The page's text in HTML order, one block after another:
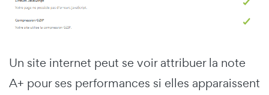
Un site internet peut se voir attribuer la note
A+ pour ses performances si elles apparaissent